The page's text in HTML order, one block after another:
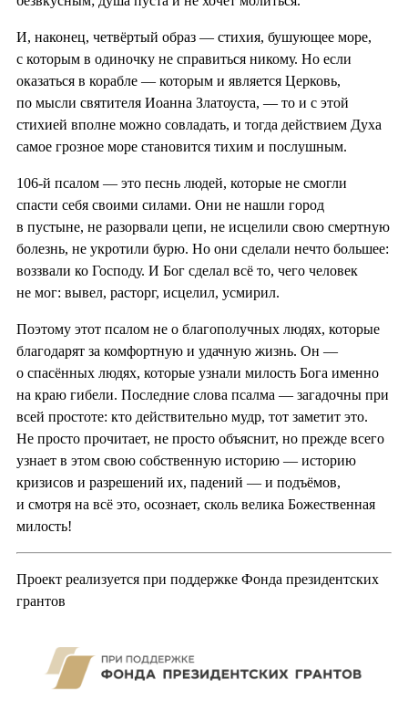
И, наконец, четвёртый образ — стихия, бушующее море,
с которым в одиночку не справиться никому. Но если
оказаться в корабле — которым и является Церковь,
по мысли святителя Иоанна Златоуста, — то и с этой
стихией вполне можно совладать, и тогда действием Духа
самое грозное море становится тихим и послушным.
106-й псалом — это песнь людей, которые не смогли
спасти себя своими силами. Они не нашли город
в пустыне, не разорвали цепи, не исцелили свою смертную
болезнь, не укротили бурю. Но они сделали нечто большее:
воззвали ко Господу. И Бог сделал всё то, чего человек
не мог: вывел, расторг, исцелил, усмирил.
Поэтому этот псалом не о благополучных людях, которые
благодарят за комфортную и удачную жизнь. Он —
о спасённых людях, которые узнали милость Бога именно
на краю гибели. Последние слова псалма — загадочны при
всей простоте: кто действительно мудр, тот заметит это.
Не просто прочитает, не просто объяснит, но прежде всего
узнает в этом свою собственную историю — историю
кризисов и разрешений их, падений — и подъёмов,
и смотря на всё это, осознает, сколь велика Божественная
милость!
Проект реализуется при поддержке Фонда президентских
грантов